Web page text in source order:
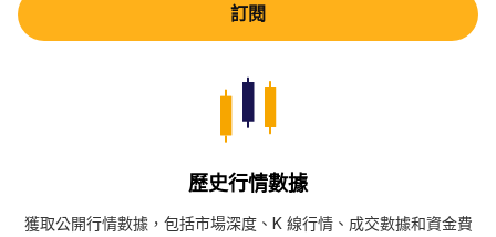
訂閱
歷史行情數據
獲取公開行情數據，包括市場深度、K 線行情、成交數據和資金費